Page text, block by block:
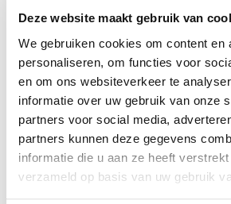
Deze website maakt gebruik van
We gebruiken cookies om content en
personaliseren, om functies voor
en om ons websiteverkeer te
informatie over uw gebruik van onze
partners voor social media,
partners kunnen deze gegevens
informatie die u aan ze heeft
verzameld op basis van uw gebruik